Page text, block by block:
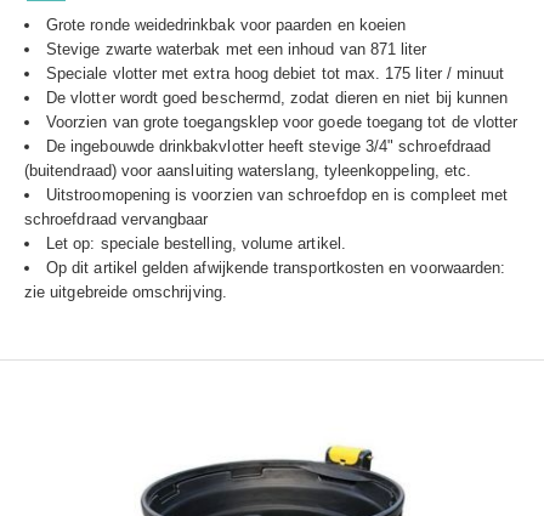
Grote ronde weidedrinkbak voor paarden en koeien
Stevige zwarte waterbak met een inhoud van 871 liter
Speciale vlotter met extra hoog debiet tot max. 175 liter / minuut
De vlotter wordt goed beschermd, zodat dieren en niet bij kunnen
Voorzien van grote toegangsklep voor goede toegang tot de vlotter
De ingebouwde drinkbakvlotter heeft stevige 3/4" schroefdraad
(buitendraad) voor aansluiting waterslang, tyleenkoppeling, etc.
Uitstroomopening is voorzien van schroefdop en is compleet met
schroefdraad vervangbaar
Let op: speciale bestelling, volume artikel.
Op dit artikel gelden afwijkende transportkosten en voorwaarden:
zie uitgebreide omschrijving.